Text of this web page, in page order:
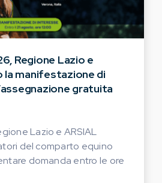
Regione Lazio e
la manifestazione di
gratuita
Lazio e ARSIAL
del comparto equino
domanda entro le ore